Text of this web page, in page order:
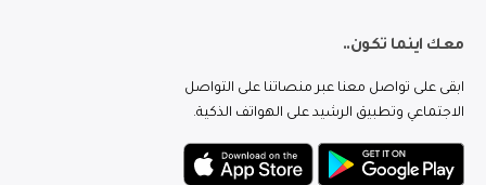
معك اينما تكون..
ابقى على تواصل معنا عبر منصاتنا على التواصل
الاجتماعي وتطبيق الرشيد على الهواتف الذكية.